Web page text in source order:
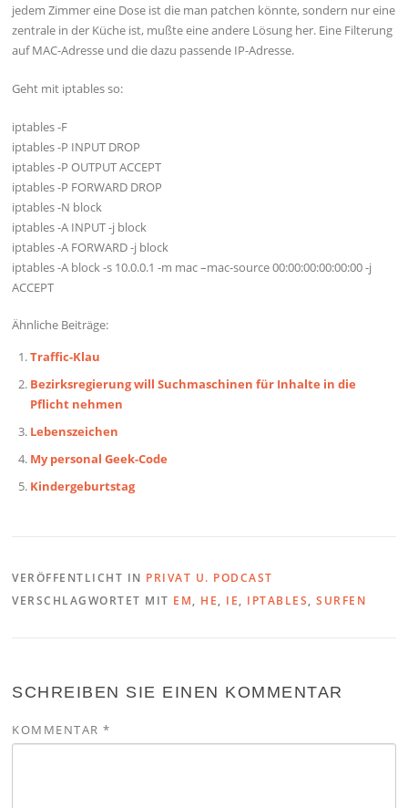
jedem Zimmer eine Dose ist die man patchen könnte, sondern nur eine
zentrale in der Küche ist, mußte eine andere Lösung her. Eine Filterung
auf MAC-Adresse und die dazu passende IP-Adresse.
Geht mit iptables so:
iptables -F
iptables -P INPUT DROP
iptables -P OUTPUT ACCEPT
iptables -P FORWARD DROP
iptables -N block
iptables -A INPUT -j block
iptables -A FORWARD -j block
iptables -A block -s 10.0.0.1 -m mac –mac-source 00:00:00:00:00:00 -j
ACCEPT
Ähnliche Beiträge:
Traffic-Klau
Bezirksregierung will Suchmaschinen für Inhalte in die
Pflicht nehmen
Lebenszeichen
My personal Geek-Code
Kindergeburtstag
VERÖFFENTLICHT IN PRIVAT U. PODCAST
VERSCHLAGWORTET MIT EM, HE, IE, IPTABLES,SURFEN
SCHREIBEN SIE EINEN KOMMENTAR
KOMMENTAR*